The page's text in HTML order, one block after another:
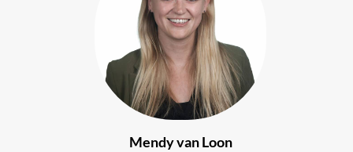
Mendy van Loon